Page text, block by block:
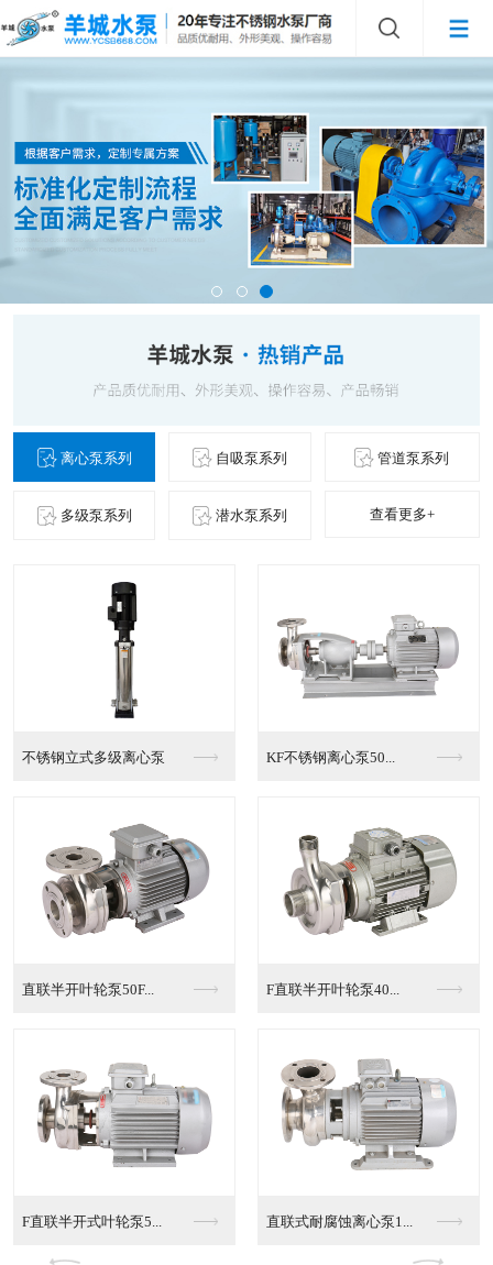
离心泵系列 自吸泵系列 管道泵系列
多级泵系列 潜水泵系列 查看更多+
不锈钢立式多级离心泵 KF不锈钢离心泵50...
直联半开叶轮泵50F... F直联半开叶轮泵40...
F直联半开式叶轮泵5... 直联式耐腐蚀离心泵1...